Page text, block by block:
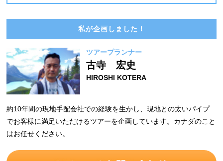
私が企画しました！
ツアープランナー
古寺 宏史
HIROSHI KOTERA
約10年間の現地手配会社での経験を生かし、現地との太いパイプ
でお客様に満足いただけるツアーを企画しています。カナダのこと
はお任せください。